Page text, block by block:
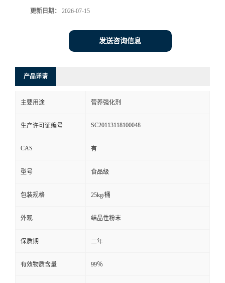
更新日期： 2026-07-15
发送咨询信息
产品详请
主要用途 营养强化剂
生产许可证编号 SC20113118100048
CAS 有
型号 食品级
包装规格 25kg/桶
外观 结晶性粉末
保质期 二年
有效物质含量 99％